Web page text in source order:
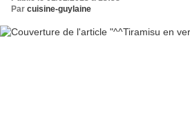
Par cuisine-guylaine